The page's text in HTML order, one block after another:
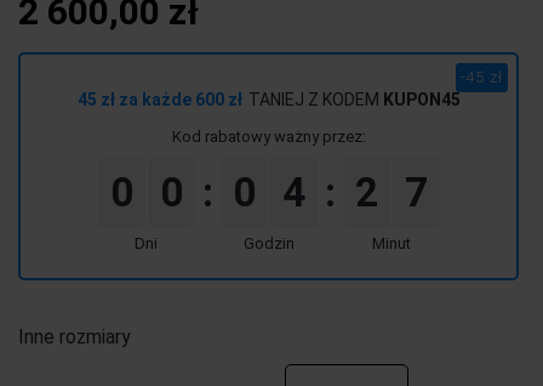
2 600,00 zł
45 zł za każde 600 zł TANIEJ Z KODEM KUPON45
Kod rabatowy ważny przez:
-45 zł
0 0
Dni
: 0 4
Godzin
: 2 7
Minut
Inne rozmiary